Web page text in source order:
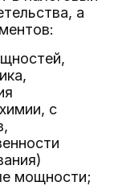
а
с
мощности;